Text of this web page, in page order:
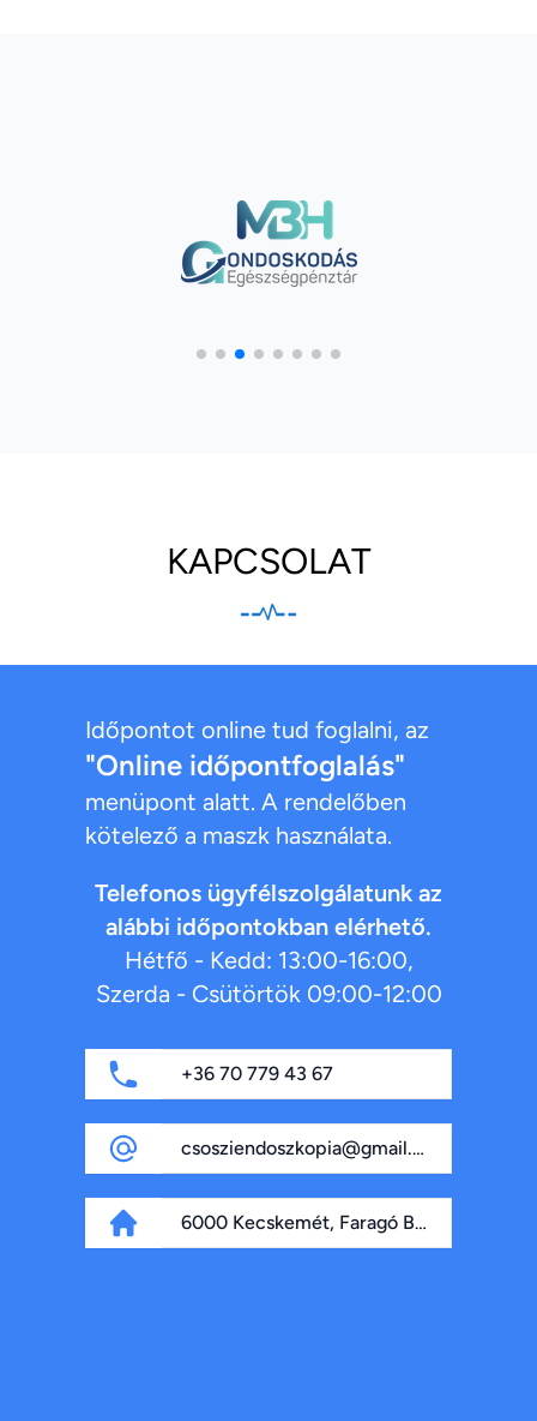
KAPCSOLAT
Időpontot online tud foglalni, az
"Online időpontfoglalás"
menüpont alatt. A rendelőben
kötelező a maszk használata.
Telefonos ügyfélszolgálatunk az
alábbi időpontokban elérhető.
Hétfő - Kedd: 13:00-16:00,
Szerda - Csütörtök 09:00-12:00
+36 70 779 43 67
csosziendoszkopia@gmail.com
6000 Kecskemét, Faragó Béla fasor 4